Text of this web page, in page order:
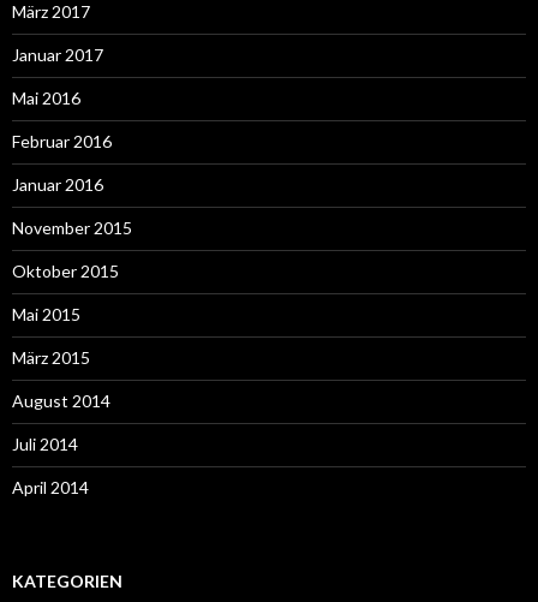
März 2017
Januar 2017
Mai 2016
Februar 2016
Januar 2016
November 2015
Oktober 2015
Mai 2015
März 2015
August 2014
Juli 2014
April 2014
KATEGORIEN